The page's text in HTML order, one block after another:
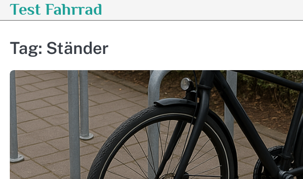
SkipTest Fahrrad
Tag: Ständer